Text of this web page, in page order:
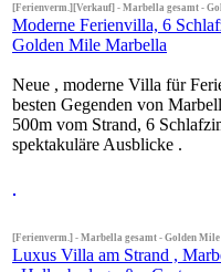
[Ferienverm.][Verkauf] - Marbella gesamt -
Moderne Ferienvilla, 6
Golden Mile Marbella
Neue , moderne Villa für
besten Gegenden von
500m vom Strand, 6
spektakuläre Ausblicke .
[Ferienverm.] - Marbella gesamt - Golden Mile
Luxus Villa am Strand ,